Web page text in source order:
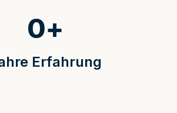
Erfahrung
0+